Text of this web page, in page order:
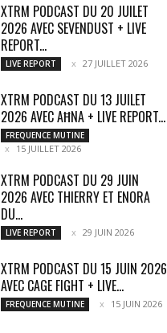
XTRM PODCAST DU 20 JUILET
2026 AVEC SEVENDUST + LIVE
REPORT...
LIVE REPORT 27 JUILLET 2026
XTRM PODCAST DU 13 JUILET
2026 AVEC AĦNA + LIVE REPORT...
FREQUENCE MUTINE
15 JUILLET 2026
XTRM PODCAST DU 29 JUIN
2026 AVEC THIERRY ET ENORA
DU...
LIVE REPORT 29 JUIN 2026
XTRM PODCAST DU 15 JUIN 2026
AVEC CAGE FIGHT + LIVE...
FREQUENCE MUTINE 15 JUIN 2026